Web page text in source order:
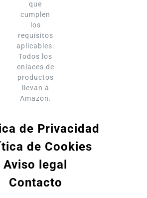
que
cumplen
los
requisitos
aplicables.
Todos los
enlaces de
productos
llevan a
Amazon.
de Privacidad
de Cookies
Aviso legal
Contacto